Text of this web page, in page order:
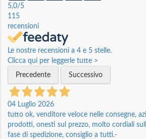
5,0/5
115
recensioni
Le nostre recensioni a 4 e 5 stelle.
Clicca qui per leggerle tutte >
Precedente
Successivo
04 Luglio 2026
tutto ok, venditore veloce nelle consegne,
prodotti, onesti sul prezzo, molto cordiali
fase di spedizione, consiglio a tutti.-